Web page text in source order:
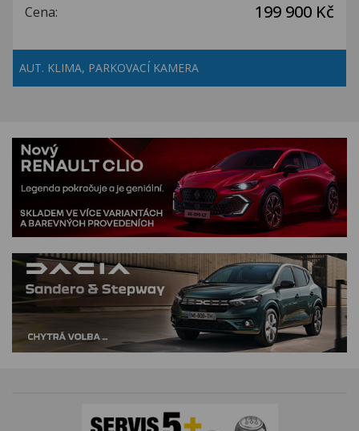
Cena: 199 900 Kč
AUT. KLIMA, PARKOVACÍ KAMERA